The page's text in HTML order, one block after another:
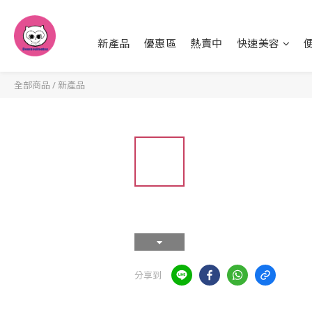
新產品 優惠區 熱賣中 快速美容
全部商品 /新產品
分享到